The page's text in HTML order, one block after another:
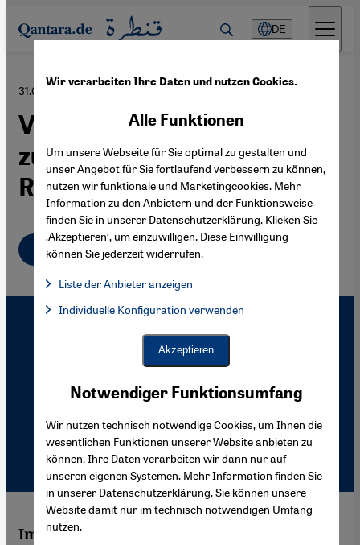
Direkt zum Inhalt springen
DE
31.08.2020
Vier Journalisten im Jemen
zum Tode verurteilt |
Reporter ohne Grenzen
Deutsch
Im Jemen warten derzeit vier Journalisten
Wir verarbeiten Ihre Daten und nutzen Cookies.
Notwendiger Funktionsumfang
Wir nutzen technisch notwendige Cookies, um Ihnen die
wesentlichen Funktionen unserer Website anbieten zu
können. Ihre Daten verarbeiten wir dann nur auf
unseren eigenen Systemen. Mehr Information finden Sie
in unserer Datenschutzerklärung. Sie können unsere
Website damit nur im technisch notwendigen Umfang
nutzen.
Alle Funktionen
Um unsere Webseite für Sie optimal zu gestalten und
unser Angebot für Sie fortlaufend verbessern zu können,
nutzen wir funktionale und Marketingcookies. Mehr
Information zu den Anbietern und der Funktionsweise
finden Sie in unserer Datenschutzerklärung. Klicken Sie
‚Akzeptieren‘, um einzuwilligen. Diese Einwilligung
können Sie jederzeit widerrufen.
Liste der Anbieter anzeigen
Facebook Embed / Facebook Connect, Google Maps Embed,
Facebook Embed / Facebook Connect
Google Maps Embed
Individuelle Konfiguration verwenden
Akzeptieren